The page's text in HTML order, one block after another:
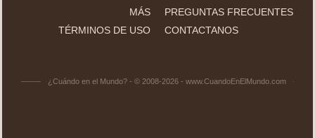
MÁS
PREGUNTAS FRECUENTES
TÉRMINOS DE USO
CONTACTANOS
¿Cuándo en el Mundo? - © 2008-2026 - www.CuandoEnElMundo.com